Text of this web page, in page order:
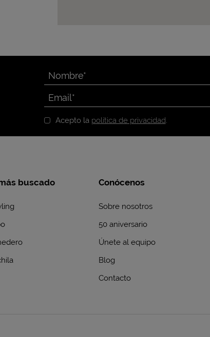
Acepto la política de privacidad.
buscado Conócenos
Sobre nosotros
50 aniversario
Únete al equipo
Blog
Contacto